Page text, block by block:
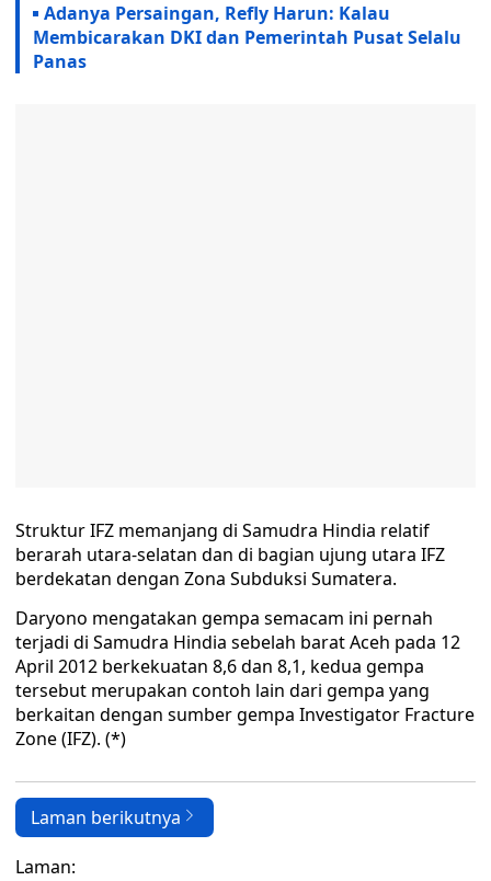
Adanya Persaingan, Refly Harun: Kalau
Membicarakan DKI dan Pemerintah Pusat Selalu
Panas
Struktur IFZ memanjang di Samudra Hindia relatif
berarah utara-selatan dan di bagian ujung utara IFZ
berdekatan dengan Zona Subduksi Sumatera.
Daryono mengatakan gempa semacam ini pernah
terjadi di Samudra Hindia sebelah barat Aceh pada 12
April 2012 berkekuatan 8,6 dan 8,1, kedua gempa
tersebut merupakan contoh lain dari gempa yang
berkaitan dengan sumber gempa Investigator Fracture
Zone (IFZ). (*)
Laman berikutnya
Laman: